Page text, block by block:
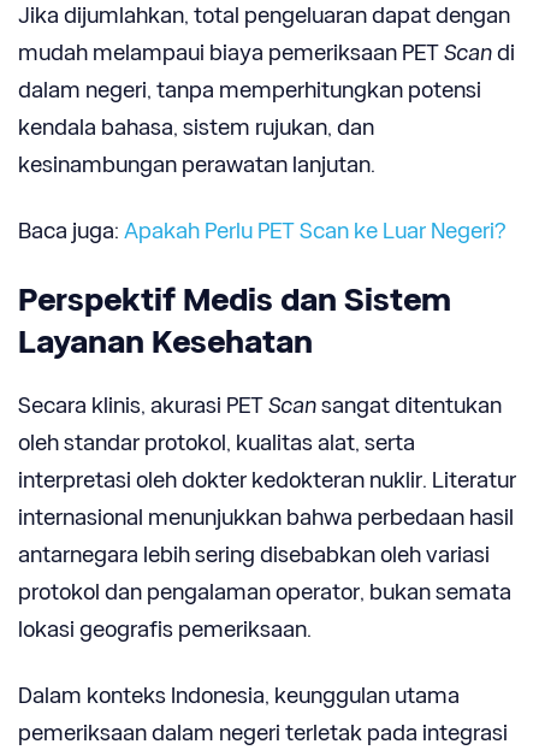
Jika dijumlahkan, total pengeluaran dapat dengan
mudah melampaui biaya pemeriksaan PETScandi
dalam negeri, tanpa memperhitungkan potensi
kendala bahasa, sistem rujukan, dan
kesinambungan perawatan lanjutan.
Baca juga: Apakah Perlu PET Scan ke Luar Negeri?
Perspektif Medis dan Sistem
Layanan Kesehatan
Secara klinis, akurasi PETScansangat ditentukan
oleh standar protokol, kualitas alat, serta
interpretasi oleh dokter kedokteran nuklir. Literatur
internasional menunjukkan bahwa perbedaan hasil
antarnegara lebih sering disebabkan oleh variasi
protokol dan pengalaman operator, bukan semata
lokasi geografis pemeriksaan.
Dalam konteks Indonesia, keunggulan utama
pemeriksaan dalam negeri terletak pada integrasi